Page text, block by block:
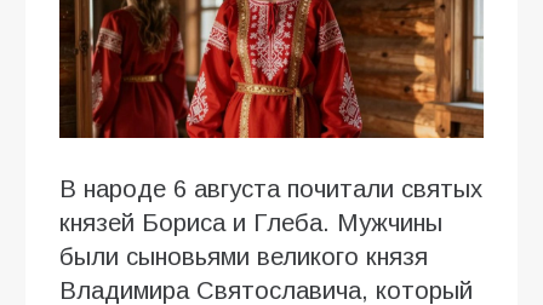
В народе 6 августа почитали святых
князей Бориса и Глеба. Мужчины
были сыновьями великого князя
Владимира Святославича, который